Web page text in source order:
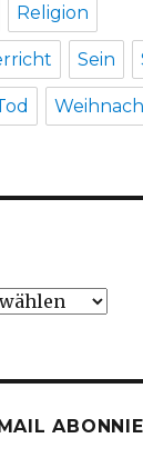
Religion
Sein